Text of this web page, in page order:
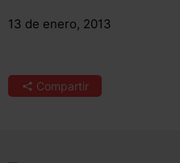
13 de enero, 2013
Compartir